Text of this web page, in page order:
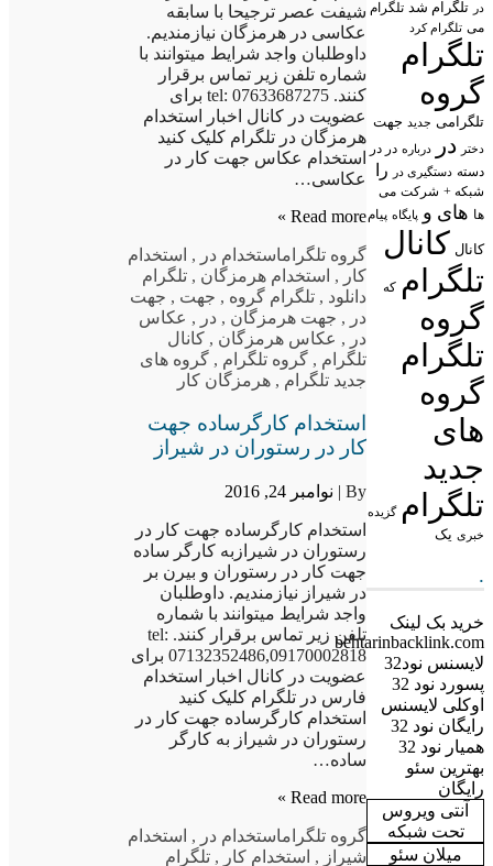
در تلگرام شد تلگرام
می تلگرام کرد
تلگرام
گروه
تلگرامی جدید جهت
دختر در درباره در در
دسته دستگیری در را
شبکه + شرکت می
ها های و پایگاه پیام
کانال کانال
تلگرام که
گروه
تلگرام
گروه
های
جدید
تلگرام گزیده
خبری یک
.
خرید بک لینک
behtarinbacklink.com
لایسنس نود32
پسورد نود 32
اوکلی لایسنس
رایگان نود 32
همیار نود 32
بهترین سئو
رایگان
آنتی ویروس
تحت شبکه
میلان سئو
شیفت عصر ترجیحا با سابقه
عکاسی در هرمزگان نیازمندیم.
داوطلبان واجد شرایط میتوانند با
شماره تلفن زیر تماس برقرار
کنند. tel: 07633687275 برای
عضویت در کانال اخبار استخدام
هرمزگان در تلگرام کلیک کنید
استخدام عکاس جهت کار در
عکاسی…
Read more »
گروه تلگراماستخدام در , استخدام
کار , استخدام هرمزگان , تلگرام
دانلود , تلگرام گروه , جهت , جهت
در , جهت هرمزگان , در , عکاس
در , عکاس هرمزگان , کانال
تلگرام , گروه تلگرام , گروه های
جدید تلگرام , هرمزگان کار
استخدام کارگرساده جهت
کار در رستوران در شیراز
By | نوامبر 24, 2016
استخدام کارگرساده جهت کار در
رستوران در شیرازبه کارگر ساده
جهت کار در رستوران و بیرن بر
در شیراز نیازمندیم. داوطلبان
واجد شرایط میتوانند با شماره
تلفن زیر تماس برقرار کنند. tel:
07132352486,09170002818 برای
عضویت در کانال اخبار استخدام
فارس در تلگرام کلیک کنید
استخدام کارگرساده جهت کار در
رستوران در شیراز به کارگر
ساده…
Read more »
گروه تلگراماستخدام در , استخدام
شیراز , استخدام کار , تلگرام